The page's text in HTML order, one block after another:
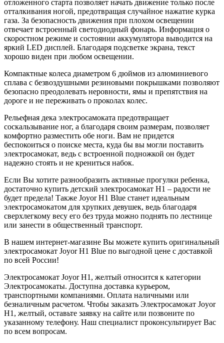
отложенного старта позволяет начать движение только после
отталкивания ногой, предотвращая случайное нажатие курка
газа. За безопасность движения при плохом освещении
отвечает встроенный светодиодный фонарь. Информация о
скоростном режиме и состоянии аккумулятора выводится на
яркий LED дисплей. Благодаря подсветке экрана, текст
хорошо виден при любом освещении.
Компактные колеса диаметром 6 дюймов из алюминиевого
сплава с безвоздушными резиновыми покрышками позволяют
безопасно преодолевать неровности, ямы и препятствия на
дороге и не переживать о проколах колес.
Рельефная дека электросамоката предотвращает
соскальзывание ног, а благодаря своим размерам, позволяет
комфортно разместить обе ноги. Вам не придется
беспокоиться о поиске места, куда бы вы могли поставить
электросамокат, ведь с встроенной подножкой он будет
надежно стоять и не крениться набок.
Если Вы хотите разнообразить активные прогулки ребенка,
достаточно купить детский электросамокат H1 – радости не
будет предела! Также Joyor H1 Blue станет идеальным
электросамокатом для хрупких девушек, ведь благодаря
сверхлегкому весу его без труда можно поднять по лестнице
или занести в общественный транспорт.
В нашем интернет-магазине Вы можете купить оригинальный
электросамокат Joyor H1 Blue по выгодной цене с доставкой
по всей России!
Электросамокат Joyor H1, желтый относится к категории
Электросамокаты. Доступна доставка курьером,
транспортными компаниями. Оплата наличными или
безналичным расчетом. Чтобы заказать Электросамокат Joyor
H1, желтый, оставьте заявку на сайте или позвоните по
указанному телефону. Наш специалист проконсультирует Вас
по всем вопросам.